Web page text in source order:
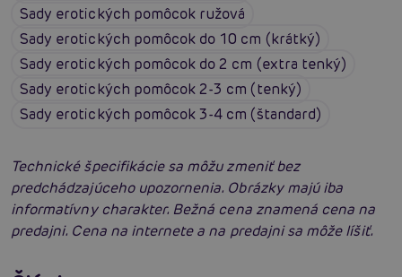
Sady erotických pomôcok ružová
Sady erotických pomôcok do 10 cm (krátký)
Sady erotických pomôcok do 2 cm (extra tenký)
Sady erotických pomôcok 2-3 cm (tenký)
Sady erotických pomôcok 3-4 cm (štandard)
Technické špecifikácie sa môžu zmeniť bez
predchádzajúceho upozornenia. Obrázky majú iba
informatívny charakter. Bežná cena znamená cena na
predajni. Cena na internete a na predajni sa môže líšiť.
dospelých